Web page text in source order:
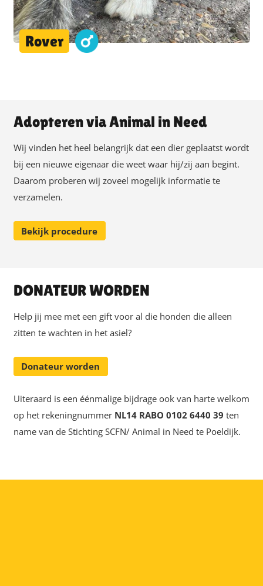
Rover
Adopteren via Animal in Need
Wij vinden het heel belangrijk dat een dier geplaatst wordt
bij een nieuwe eigenaar die weet waar hij/zij aan begint.
Daarom proberen wij zoveel mogelijk informatie te
verzamelen.
Bekijk procedure
DONATEUR WORDEN
Help jij mee met een gift voor al die honden die alleen
zitten te wachten in het asiel?
Donateur worden
Uiteraard is een éénmalige bijdrage ook van harte welkom
op het rekeningnummer NL14 RABO 0102 6440 39 ten
name van de Stichting SCFN/ Animal in Need te Poeldijk.